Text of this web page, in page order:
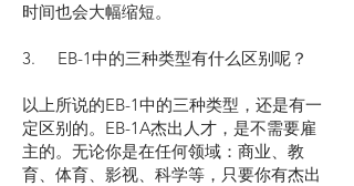
时间也会大幅缩短。
3. EB-1中的三种类型有什么区别呢？
以上所说的EB-1中的三种类型，还是有一
定区别的。EB-1A杰出人才，是不需要雇
主的。无论你是在任何领域：商业、教
育、体育、影视、科学等，只要你有杰出